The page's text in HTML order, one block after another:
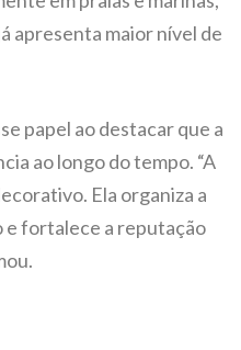
apresenta maior nível de
papel ao destacar que a
ao longo do tempo. “A
Ela organiza a
e fortalece a reputação